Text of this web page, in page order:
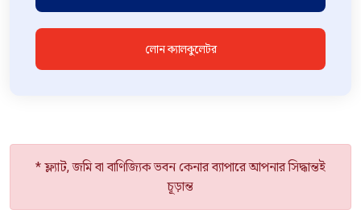
লোন ক্যালকুলেটর
* ফ্ল্যাট, জমি বা বাণিজ্যিক ভবন কেনার ব্যাপারে আপনার সিদ্ধান্তই
চূড়ান্ত